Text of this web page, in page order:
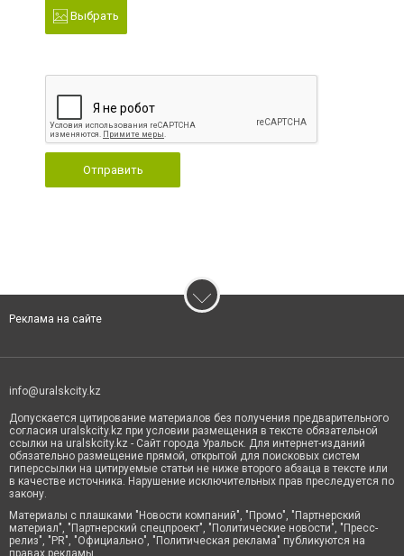
Выбрать
Отправить
Реклама на сайте
info@uralskcity.kz
Допускается цитирование материалов без получения предварительного
согласия uralskcity.kz при условии размещения в тексте обязательной
ссылки на uralskcity.kz - Сайт города Уральск. Для интернет-изданий
обязательно размещение прямой, открытой для поисковых систем
гиперссылки на цитируемые статьи не ниже второго абзаца в тексте или
в качестве источника. Нарушение исключительных прав преследуется по
закону.
Материалы с плашками "Новости компаний", "Промо", "Партнерский
материал", "Партнерский спецпроект", "Политические новости", "Пресс-
релиз", "PR", "Официально", "Политическая реклама" публикуются на
правах рекламы.